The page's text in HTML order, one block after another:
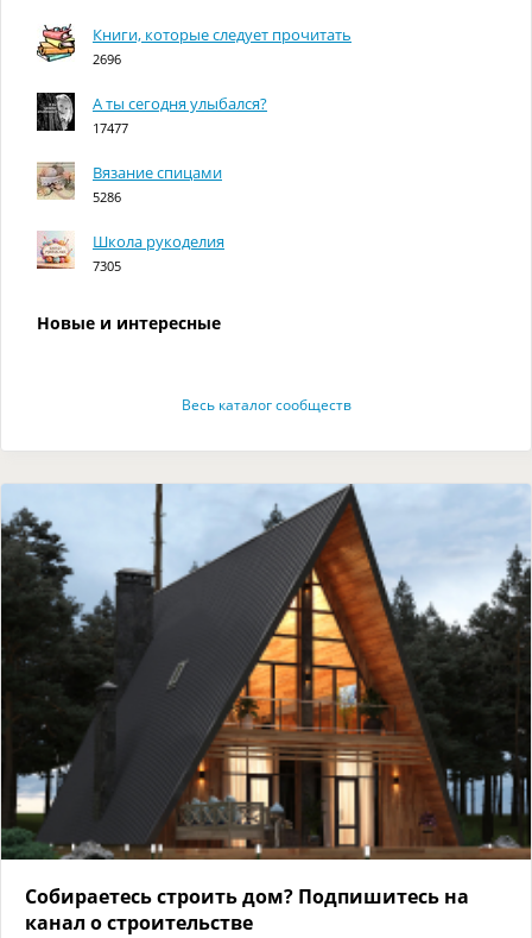
Книги, которые следует прочитать
2696
А ты сегодня улыбался?
17477
Вязание спицами
5286
Школа рукоделия
7305
Новые и интересные
Весь каталог сообществ
Собираетесь строить дом? Подпишитесь на
канал о строительстве